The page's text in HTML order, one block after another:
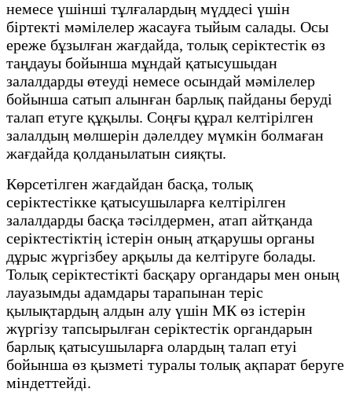
немесе үшінші тұлғалардың мүддесі үшін
біртекті мәмілелер жасауға тыйым салады. Осы
ереже бұзылған жағдайда, толық серіктестік өз
таңдауы бойынша мұндай қатысушыдан
залалдарды өтеуді немесе осындай мәмілелер
бойынша сатып алынған барлық пайданы беруді
талап етуге құқылы. Соңғы құрал келтірілген
залалдың мөлшерін дәлелдеу мүмкін болмаған
жағдайда қолданылатын сияқты.
Көрсетілген жағдайдан басқа, толық
серіктестікке қатысушыларға келтірілген
залалдарды басқа тәсілдермен, атап айтқанда
серіктестіктің істерін оның атқарушы органы
дұрыс жүргізбеу арқылы да келтіруге болады.
Толық серіктестікті басқару органдары мен оның
лауазымды адамдары тарапынан теріс
қылықтардың алдын алу үшін МК өз істерін
жүргізу тапсырылған серіктестік органдарын
барлық қатысушыларға олардың талап етуі
бойынша өз қызметі туралы толық ақпарат беруге
міндеттейді.